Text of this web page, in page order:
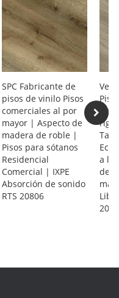
SPC Fabricante de
pisos de vinilo Pisos
comerciales al por
mayor | Aspecto de
madera de roble |
Pisos para sótanos
Residencial
Comercial | IXPE
Absorción de sonido
RTS 20806
a
de